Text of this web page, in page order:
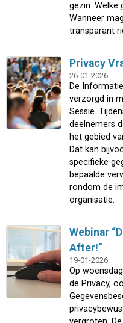
gezin. Welke
Wanneer
transparant
Privacy
26-01-2026
De
verzorgd in
Sessie.
deelnemers
het gebied
Dat kan
specifieke
bepaalde
rondom de
organisatie.
Webinar
After!”
19-01-2026
Op
de Privacy,